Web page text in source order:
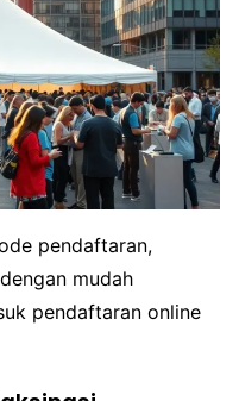
pendaftaran,
mudah
pendaftaran online